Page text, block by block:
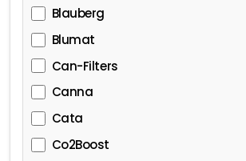
Blauberg
Blumat
Can-Filters
Canna
Cata
Co2Boost